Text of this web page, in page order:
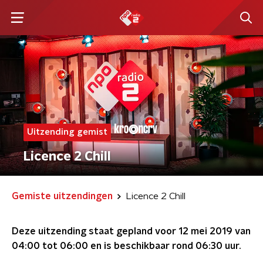
Uitzending gemist
Licence 2 Chill
Gemiste uitzendingen Licence 2 Chill
Deze uitzending staat gepland voor 12 mei 2019 van
04:00 tot 06:00 en is beschikbaar rond 06:30 uur.